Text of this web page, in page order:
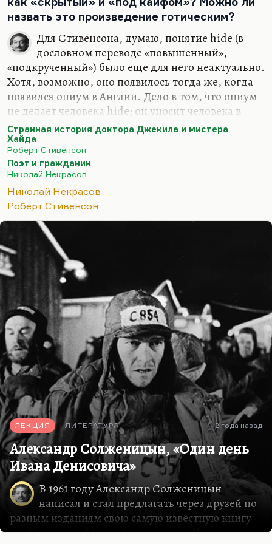
даже не к нулю, а к минус единице. Но, во-
первых, это одна из любимых книг Сталина, во-
вторых, это фильм, начиная с которого вошел в
славу Сергей Бондарчук, ставший сразу же
любимым актером Сталина. В-третьих, это
знаковое произведение. Мы же рассматриваем
не только то, что хорошо, мы рассматриваем,
как говорил Святополк-Мирский, то, что
типично. А типично не…
назвать это произведение готическим?
Для Стивенсона, думаю, понятие hide (в
дословном переводе «повышенный»,
«подкрученный») было еще для него неактуально.
Хотя, возможно, оно появилось тогда же, когда
появился опиум в Англии. Дело в том, что опиум
не делает человека hide; он уносит человека в
сферы более мрачные. Для меня несомненно, что
Хайд (хотя он пишется через y) – это скрытое,
«спрятанная личность».
Что касается готического произведения. Я всегда
исходил из того, что Стивенсон – романтик,
романтика и готика, как вы знаете, идут
параллельными путями, но не совпадают.
Прежде всего потому, что готический герой
всегда борец, а романтический – эскапист,
жертва. Он пытается укрыться от мира. Но,
пожалуй, «Доктор Джекил и…
Странная история доктора Джекила и мистера
Хайда
Роберт Стивенсон
Поэт и гражданин
Николай Некрасов
Николай Некрасов
Роберт Стивенсон
ЛЕКЦИЯ ЛИТЕРАТУРА 2 года назад
Александр Солженицын, «Один день
Ивана Денисовича»
В 1961 году Александр Солженицын
написал и стал предлагать через друзей по
разным изданиям свою самую известную книгу
― «Один день Ивана Денисовича». Сначала она